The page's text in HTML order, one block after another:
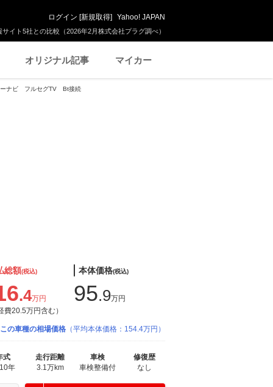
イト5社との比較（2026年2月株式会社プラグ調べ）
ログイン [新規取得] Yahoo! JAPAN
オリジナル記事 マイカー
ーナビ フルセグTV Bt接続
総額(税込)
.4万円
費20.5万円含む）
本体価格(税込)
95.9万円
この車種の相場価格 （平均本体価格：154.4万円）
式
年
走行距離
3.1万km
車検
車検整備付
修復歴
なし